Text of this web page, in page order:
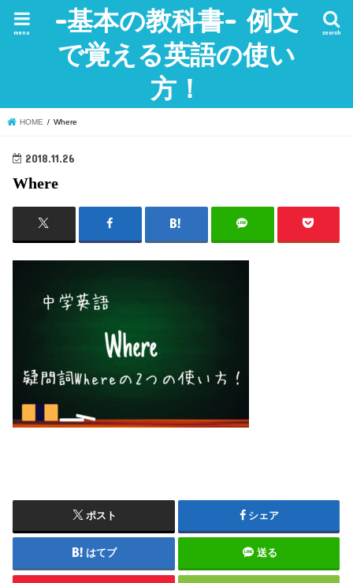
-基本の教科書- 例文
で覚える英語の使い
方！
search
menu
HOME Where
2018.11.26
Where
ポスト シェア
はてブ 送る